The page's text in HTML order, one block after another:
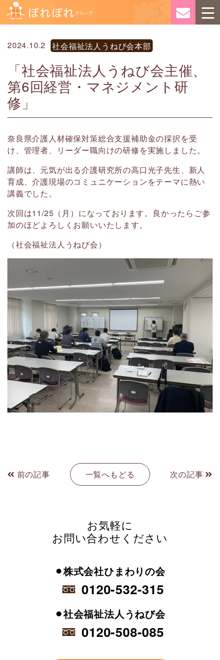
2024.10.2 社会福祉法人うねび会本部
「社会福祉法人うねび会主催、
第6回経営・マネジメント研
修」
奈良県介護人材確保対策総合支援補助金の採択を受
け、管理者、リーダー職向けの研修を実施しました。
講師は、元気が出る介護研究所の高口光子先生、新人
育成、介護現場のコミュニケーションをテーマに熱い
講義でした。
次回は11/25（月）になっております。良かったらご参
加のほどよろしくお願いいたします。
（社会福祉法人うねび会）
前の記事 一覧へもどる 次の記事
お気軽に
お問い合わせください
⚫︎株式会社ひまわりの会
0120-532-315
⚫︎社会福祉法人うねび会
0120-508-085